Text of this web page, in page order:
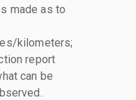
made as to
kilometers;
report
can be